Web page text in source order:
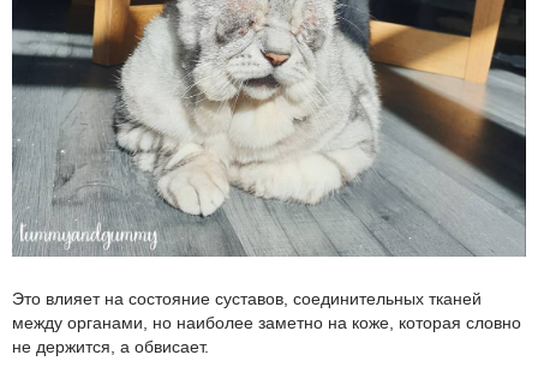
Это влияет на состояние суставов, соединительных тканей
между органами, но наиболее заметно на коже, которая словно
не держится, а обвисает.